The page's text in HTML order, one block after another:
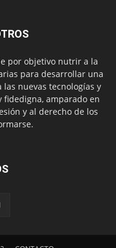
por objetivo nutrir a la
para desarrollar una
nuevas tecnologías y
amparado en
y al derecho de los